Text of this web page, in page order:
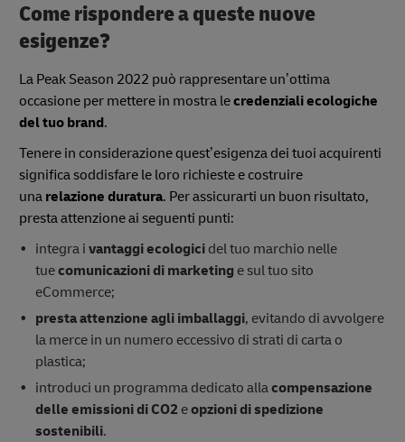
Come rispondere a queste nuove
esigenze?
La Peak Season 2022 può rappresentare un’ottima
occasione per mettere in mostra lecredenziali ecologiche
del tuo brand.
Tenere in considerazione quest’esigenza dei tuoi acquirenti
significa soddisfare le loro richieste e costruire
una relazione duratura. Per assicurarti un buon risultato,
presta attenzione ai seguenti punti:
integra i vantaggi ecologicidel tuo marchio nelle
tuecomunicazioni di marketing e sul tuo sito
eCommerce;
presta attenzione agli imballaggi, evitando di avvolgere
la merce in un numero eccessivo di strati di carta o
plastica;
introduci un programma dedicato allacompensazione
delle emissioni di CO2 eopzioni di spedizione
sostenibili.